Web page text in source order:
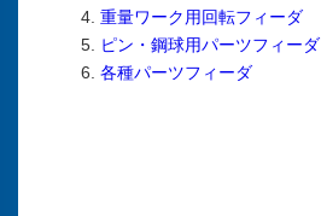
重量ワーク用回転フィーダ
ピン・鋼球用パーツフィーダ
各種パーツフィーダ